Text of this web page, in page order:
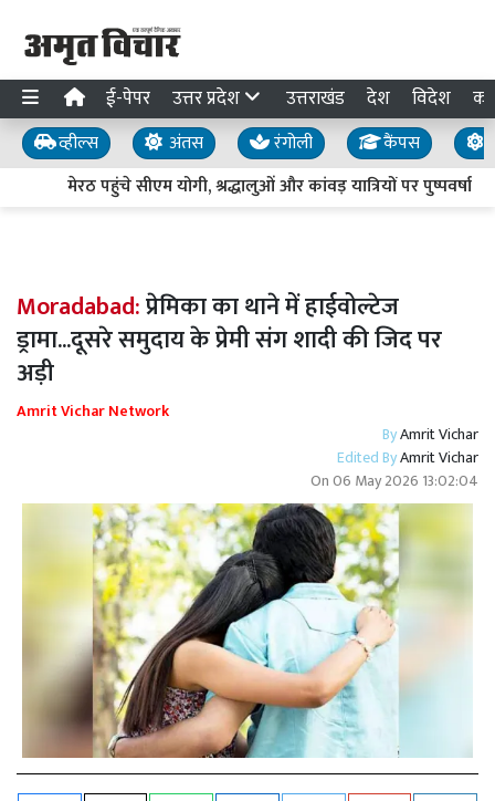
ई-पेपर उत्तर प्रदेश उत्तराखंड देश विदेश
व्हील्स अंतस रंगोली कैंपस
मेरठ पहुंचे सीएम योगी, श्रद्धालुओं और कांवड़ यात्रियों पर पुष्पवर्षा
Moradabad:प्रेमिका का थाने में हाईवोल्टेज
ड्रामा...दूसरे समुदाय के प्रेमी संग शादी की जिद पर
अड़ी
Amrit Vichar Network
ByAmrit Vichar
Edited ByAmrit Vichar
On06 May 2026 13:02:04